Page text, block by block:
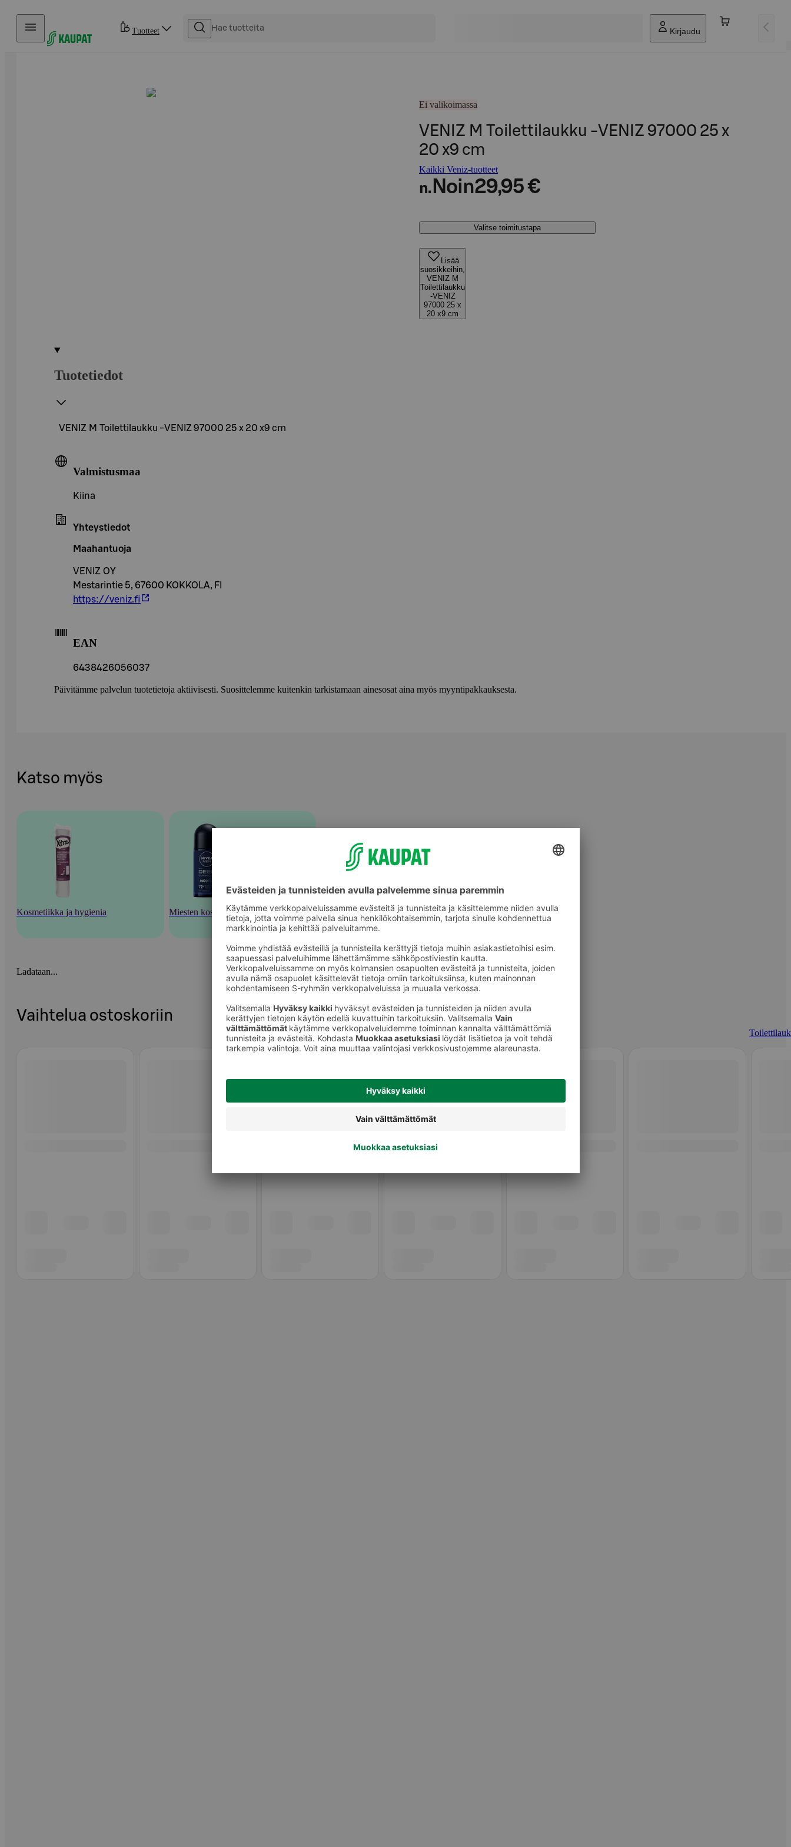
Hyppää sisältöön
Tuotteet Kirjaudu
Ei valikoimassa
VENIZ M Toilettilaukku -VENIZ 97000 25 x
20 x9 cm
Kaikki Veniz-tuotteet
n. Noin29,95 €
Valitse toimitustapa
Lisää
suosikkeihin,
VENIZ M
Toilettilaukku
-VENIZ
97000 25 x
20 x9 cm
Tuotetiedot
VENIZ M Toilettilaukku -VENIZ 97000 25 x 20 x9 cm
Valmistusmaa
Kiina
Yhteystiedot
Maahantuoja
VENIZ OY
Mestarintie 5, 67600 KOKKOLA, FI
https://veniz.fi
EAN
6438426056037
Päivitämme palvelun tuotetietoja aktiivisesti. Suosittelemme kuitenkin tarkistamaan ainesosat aina myös myyntipakkauksesta.
Katso myös
Kosmetiikka ja hygienia Miesten kosmetiikka
Ladataan...
Vaihtelua ostoskoriin